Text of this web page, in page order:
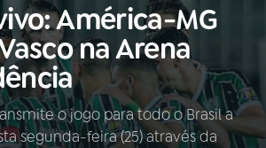
Buscar
AO VIVO
América-MG
na Arena
o jogo para todo o Brasil a
segunda-feira (25) através da